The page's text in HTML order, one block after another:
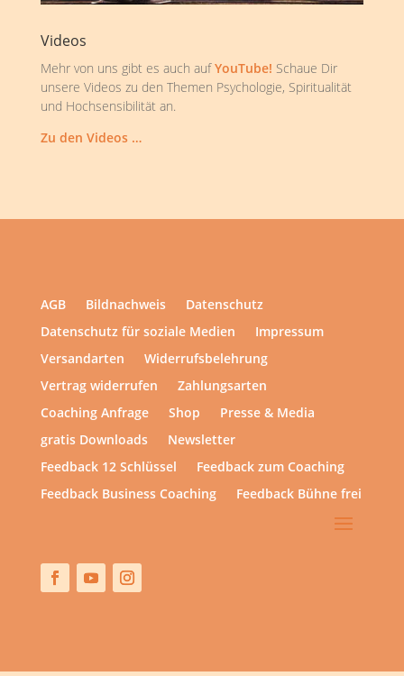
Videos
Mehr von uns gibt es auch aufYouTube! Schaue Dir
unsere Videos zu den Themen Psychologie, Spiritualität
und Hochsensibilität an.
Zu den Videos …
AGB Bildnachweis
Datenschutz
Datenschutz für soziale Medien
Impressum
Versandarten
Widerrufsbelehrung
Vertrag widerrufen
Zahlungsarten
Coaching Anfrage
Shop
Presse & Media
gratis Downloads
Newsletter
Feedback 12 Schlüssel
Feedback zum Coaching
Feedback Business Coaching
Feedback Bühne frei